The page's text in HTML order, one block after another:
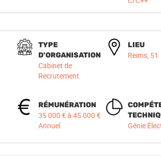
TYPE
D'ORGANISATION
Cabinet de
Recrutement
LIEU
Reims, 51
RÉMUNÉRATION
35 000 € à 45 000 €
Annuel
Génie